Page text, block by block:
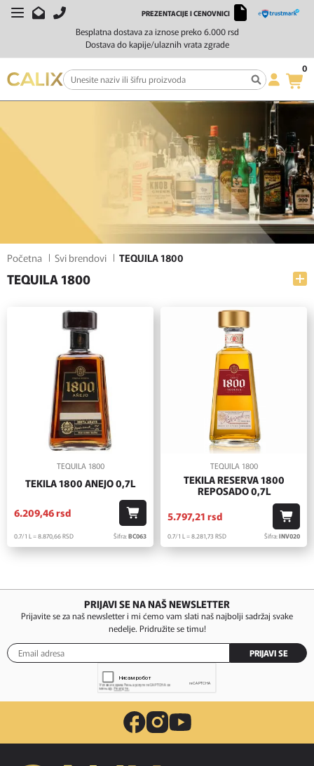
Besplatna dostava za iznose preko 6.000 rsd
Dostava do kapije/ulaznih vrata zgrade
PREZENTACIJE I CENOVNICI
0
Početna Svi brendovi TEQUILA 1800
TEQUILA 1800
FILTERI
SORTIRAJ
TEQUILA 1800
TEKILA 1800 ANEJO 0,7L
6.209,46rsd
0.7/1 L = 8.870,66RSD Šifra:BC063
TEQUILA 1800
TEKILA RESERVA 1800
REPOSADO 0,7L
5.797,21 rsd
0.7/1 L = 8.281,73 RSD Šifra:INV020
PRIJAVI SE NA NAŠ NEWSLETTER
Prijavite se za naš newsletter i mi ćemo vam slati naš najbolji sadržaj svake
nedelje. Pridružite se timu!
PRIJAVI SE